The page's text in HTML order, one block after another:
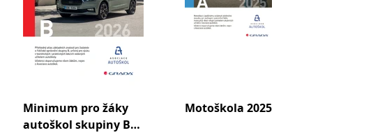
Minimum pro žáky
autoškol skupiny B
Motoškola 2025